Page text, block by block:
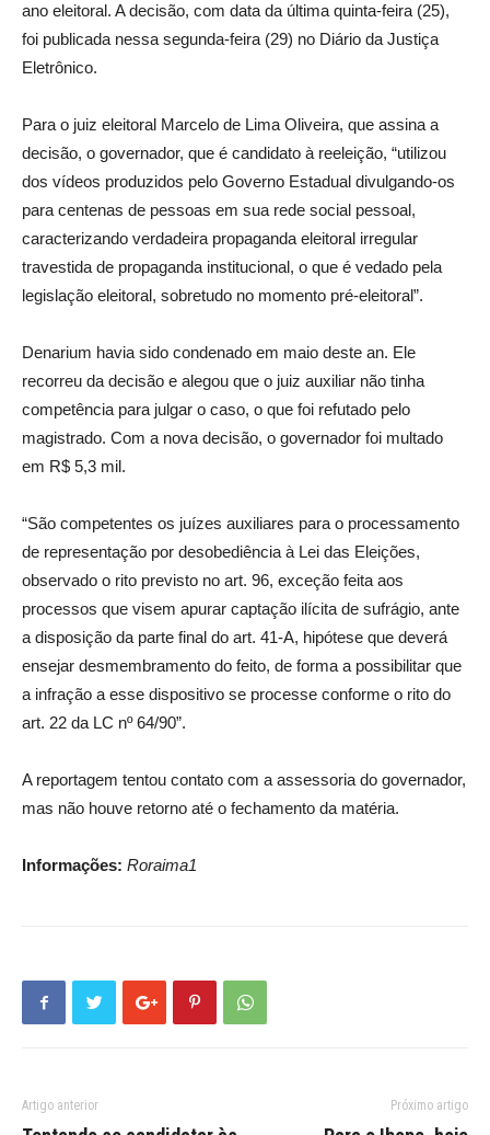
ano eleitoral. A decisão, com data da última quinta-feira (25),
foi publicada nessa segunda-feira (29) no Diário da Justiça
Eletrônico.
Para o juiz eleitoral Marcelo de Lima Oliveira, que assina a
decisão, o governador, que é candidato à reeleição, “utilizou
dos vídeos produzidos pelo Governo Estadual divulgando-os
para centenas de pessoas em sua rede social pessoal,
caracterizando verdadeira propaganda eleitoral irregular
travestida de propaganda institucional, o que é vedado pela
legislação eleitoral, sobretudo no momento pré-eleitoral”.
Denarium havia sido condenado em maio deste an. Ele
recorreu da decisão e alegou que o juiz auxiliar não tinha
competência para julgar o caso, o que foi refutado pelo
magistrado. Com a nova decisão, o governador foi multado
em R$ 5,3 mil.
“São competentes os juízes auxiliares para o processamento
de representação por desobediência à Lei das Eleições,
observado o rito previsto no art. 96, exceção feita aos
processos que visem apurar captação ilícita de sufrágio, ante
a disposição da parte final do art. 41-A, hipótese que deverá
ensejar desmembramento do feito, de forma a possibilitar que
a infração a esse dispositivo se processe conforme o rito do
art. 22 da LC nº 64/90”.
A reportagem tentou contato com a assessoria do governador,
mas não houve retorno até o fechamento da matéria.
Informações: Roraima1
Artigo anterior Próximo artigo